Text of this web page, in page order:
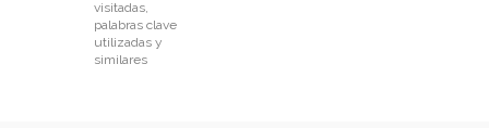
visitadas,
palabras clave
utilizadas y
similares